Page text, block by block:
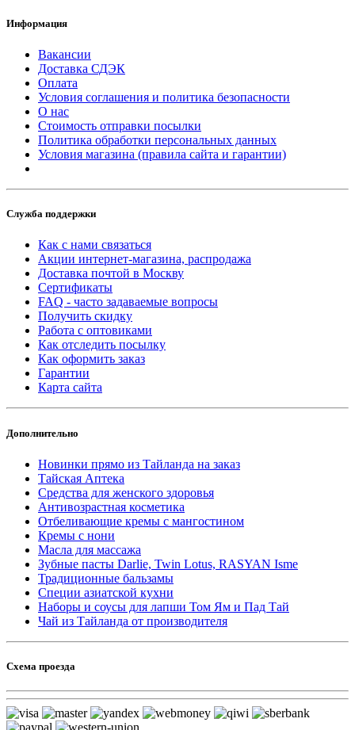
Информация
Вакансии
Доставка СДЭК
Оплата
Условия соглашения и политика безопасности
О нас
Стоимость отправки посылки
Политика обработки персональных данных
Условия магазина (правила сайта и гарантии)
Служба поддержки
Как с нами связаться
Акции интернет-магазина, распродажа
Доставка почтой в Москву
Сертификаты
FAQ - часто задаваемые вопросы
Получить скидку
Работа с оптовиками
Как отследить посылку
Как оформить заказ
Гарантии
Карта сайта
Дополнительно
Новинки прямо из Тайланда на заказ
Тайская Аптека
Средства для женского здоровья
Антивозрастная косметика
Отбеливающие кремы с мангостином
Кремы с нони
Масла для массажа
Зубные пасты Darlie, Twin Lotus, RASYAN Isme
Традиционные бальзамы
Специи азиатской кухни
Наборы и соусы для лапши Том Ям и Пад Тай
Чай из Тайланда от производителя
Схема проезда